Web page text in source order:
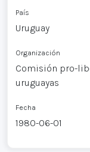
País
Uruguay
Organización
Comisión pro-
uruguayas
Fecha
1980-06-01